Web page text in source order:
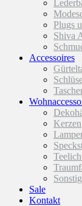
Plugs
Shiva
Accessoires
Kerzen
Sale
Kontakt